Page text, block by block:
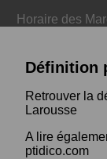
Horaire des
Définition
Retrouver la
Larousse
A lire
ptidico.com